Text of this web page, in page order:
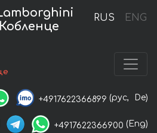
RUS ENG
+4917622366899 (рус, De)
+4917622366900 (Eng)